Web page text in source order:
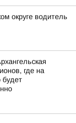
округе водитель
где на
будет